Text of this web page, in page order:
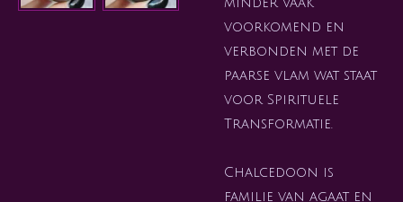
voorkomend en
verbonden met de
paarse vlam wat staat
voor Spirituele
Transformatie.
Chalcedoon is
familie van agaat en